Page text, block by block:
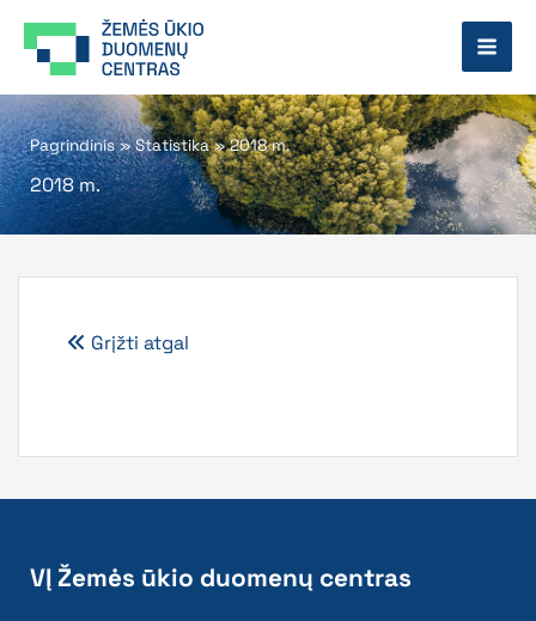
prie
Pagrindinis»Statistika»2018 m.
2018 m.
Grįžti atgal
VĮ Žemės ūkio duomenų centras